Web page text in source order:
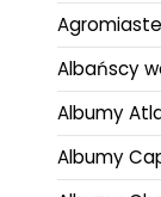
Albańscy
Albumy
Albumy